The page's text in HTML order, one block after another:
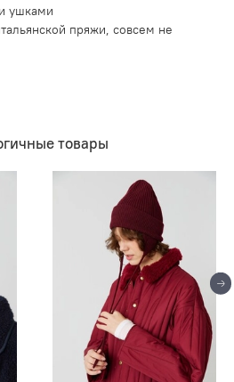
ушками
пряжи, совсем не
товары